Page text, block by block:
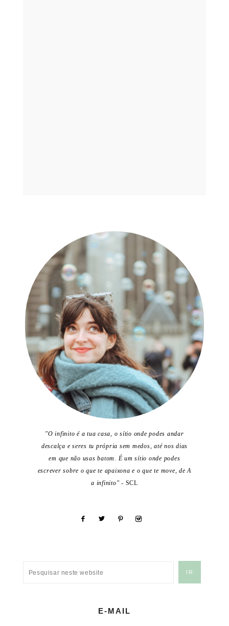
"O infinito é a tua casa, o sítio onde podes andar
descalça e seres tu própria sem medos, até nos dias
em que não usas batom. É um sítio onde podes
escrever sobre o que te apaixona e o que te move, de A
a infinito"- SCL
E-MAIL